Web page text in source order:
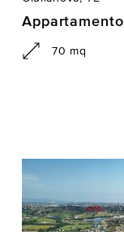
Appartamento
70 mq